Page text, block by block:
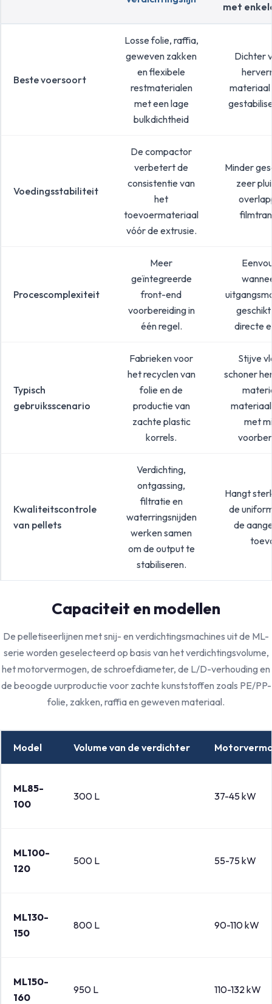
met
Beste voersoort
Losse folie, raffia,
geweven zakken
en flexibele
restmaterialen
met een lage
bulkdichtheid
Dichter
materiaal
Voedingsstabiliteit
De compactor
verbetert de
consistentie van
het
toevoermateriaal
vóór de extrusie.
Minder
zeer
Procescomplexiteit
Meer
geïntegreerde
front-end
voorbereiding in
één regel.
directe
Typisch
gebruiksscenario
Fabrieken voor
het recyclen van
folie en de
productie van
zachte plastic
korrels.
Stijve
schoner
met
Kwaliteitscontrole
van pellets
Verdichting,
ontgassing,
filtratie en
waterringsnijden
werken samen
om de output te
stabiliseren.
Hangt
de
de
Capaciteit en modellen
De pelletiseerlijnen met snij- en verdichtingsmachines uit de ML-
serie worden geselecteerd op basis van het verdichtingsvolume,
het motorvermogen, de schroefdiameter, de L/D-verhouding en
de beoogde uurproductie voor zachte kunststoffen zoals PE/PP-
folie, zakken, raffia en geweven materiaal.
Model Volume van de verdichter
ML85-
100
300 L 37-45 kW
ML100-
120
500 L 55-75 kW
ML130-
150
800 L 90-110 kW
ML150-
160
950 L 110-132 kW